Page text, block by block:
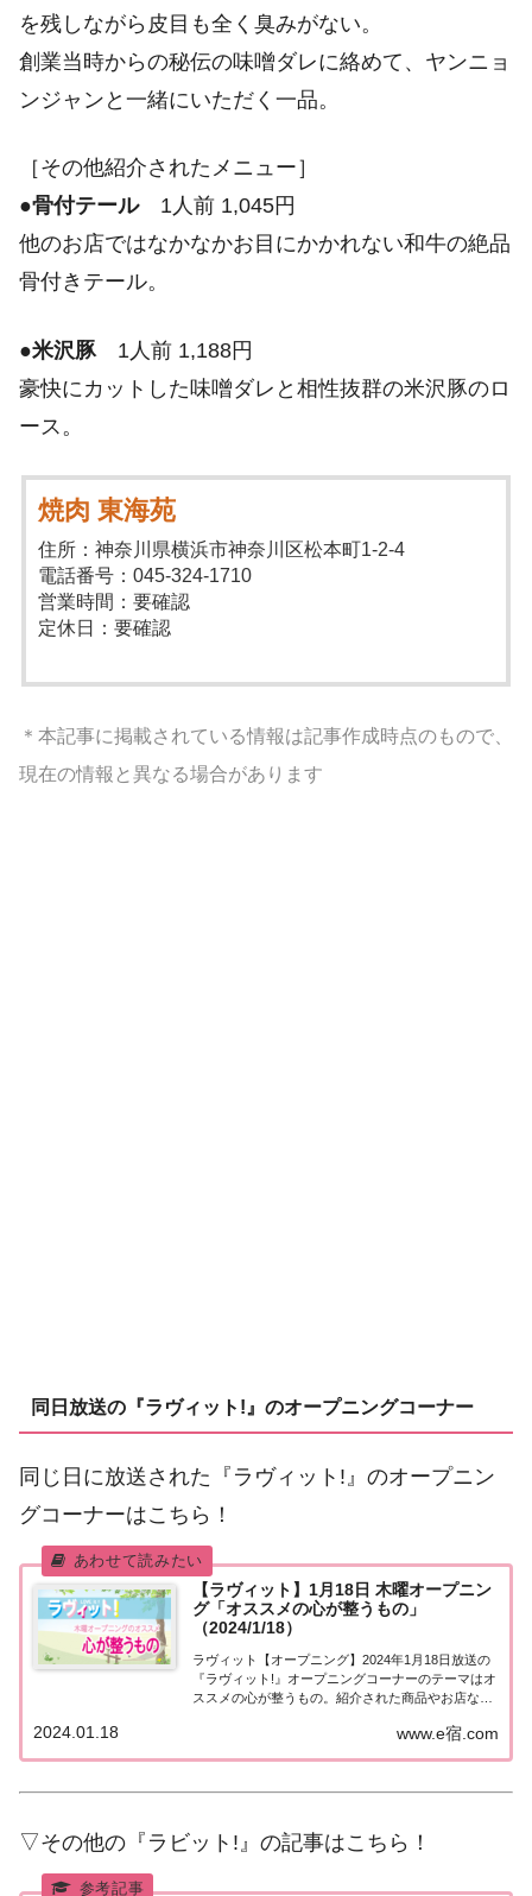
を残しながら皮目も全く臭みがない。
創業当時からの秘伝の味噌ダレに絡めて、ヤンニョ
ンジャンと一緒にいただく一品。
［その他紹介されたメニュー］
●骨付テール1人前 1,045円
他のお店ではなかなかお目にかかれない和牛の絶品
骨付きテール。
●米沢豚1人前 1,188円
豪快にカットした味噌ダレと相性抜群の米沢豚のロ
ース。
焼肉 東海苑
住所：神奈川県横浜市神奈川区松本町1-2-4
電話番号：045-324-1710
営業時間：要確認
定休日：要確認
＊本記事に掲載されている情報は記事作成時点のもので、
現在の情報と異なる場合があります
同日放送の『ラヴィット!』のオープニングコーナー
同じ日に放送された『ラヴィット!』のオープニン
グコーナーはこちら！
【ラヴィット】1月18日 木曜オープニン
グ「オススメの心が整うもの」
（2024/1/18）
ラヴィット【オープニング】2024年1月18日放送の
『ラヴィット!』オープニングコーナーのテーマはオ
ススメの心が整うもの。紹介された商品やお店など
の心が整うもの今日1月18日はサッカー元日本代表
www.e宿.com
2024.01.18
▽その他の『ラビット!』の記事はこちら！